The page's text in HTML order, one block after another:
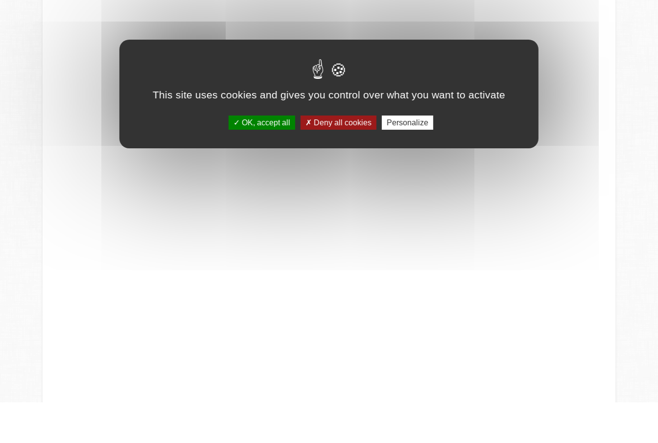
This site uses cookies and gives you control over what you want to activate
OK, accept all Deny all cookies Personalize